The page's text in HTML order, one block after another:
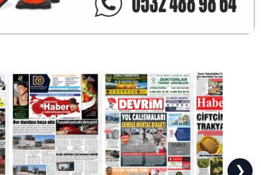
❯